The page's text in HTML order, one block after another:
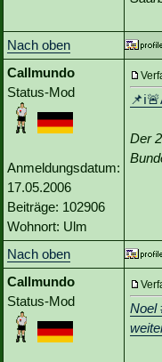
Nach oben
Callmundo
Status-Mod
Anmeldungsdatum:
17.05.2006
Beiträge: 102906
Wohnort: Ulm
Der
Nach oben
Callmundo
Status-Mod
Noel